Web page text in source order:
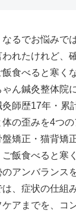
るでお悩みで
れたけれど、
食べると寒く
ん鍼灸整体院
師歴17年・累
の歪みを4つ
盤矯正・猫背矯
飯食べると寒
アンバランス
、症状の仕組
アまでを、コ